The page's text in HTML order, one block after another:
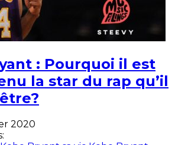
: Pourquoi il est
la star du rap qu’il
2020